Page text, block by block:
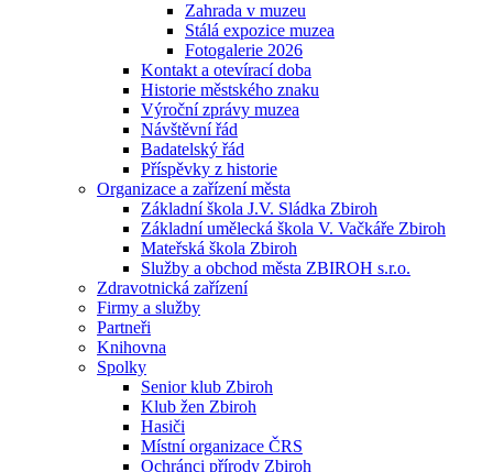
Zahrada v muzeu
Stálá expozice muzea
Fotogalerie 2026
Kontakt a otevírací doba
Historie městského znaku
Výroční zprávy muzea
Návštěvní řád
Badatelský řád
Příspěvky z historie
Organizace a zařízení města
Základní škola J.V. Sládka Zbiroh
Základní umělecká škola V. Vačkáře Zbiroh
Mateřská škola Zbiroh
Služby a obchod města ZBIROH s.r.o.
Zdravotnická zařízení
Firmy a služby
Partneři
Knihovna
Spolky
Senior klub Zbiroh
Klub žen Zbiroh
Hasiči
Místní organizace ČRS
Ochránci přírody Zbiroh